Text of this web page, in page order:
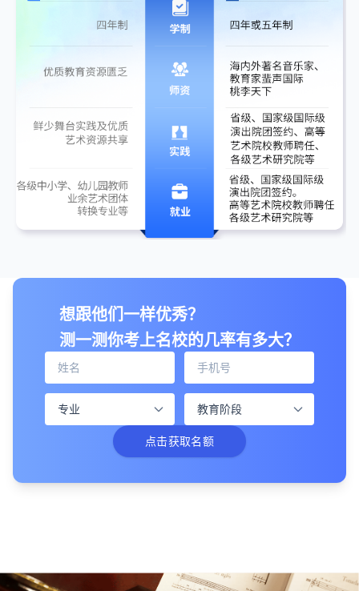
想跟他们一样优秀？
测一测你考上名校的几率有多大？
点击获取名额